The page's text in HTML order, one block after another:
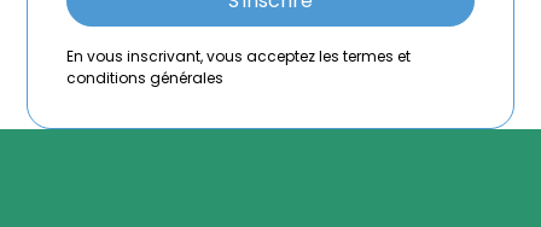
En vous inscrivant, vous acceptez les termes et
conditions générales